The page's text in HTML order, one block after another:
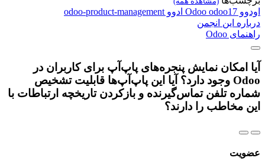
اودوو Odoo odoo17 ادوو odoo-product-management
درباره این انجمن
راهنمای Odoo
آیا امکان نمایش پنجره‌های پاپ‌آپ برای کاربران در
Odoo وجود دارد؟ آیا این پاپ‌آپ‌ها قابلیت تشخیص
شماره تلفن تماس‌گیرنده و بازکردن تاریخچه ارتباطات با
این مخاطب را دارند؟
عضویت